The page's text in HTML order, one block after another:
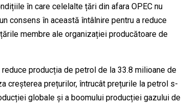
în care celelalte țări din afara OPEC nu
consens în această întâlnire pentru a reduce
membre ale organizației producătoare de
producția de petrol de la 33.8 milioane de
creșterea prețurilor, întrucât prețurile la petrol s-
globale și a boomului producției gazului de